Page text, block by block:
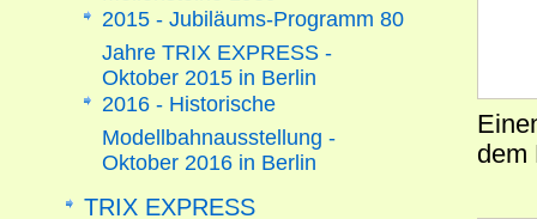
dem
2015 - Jubiläums-Programm 80
Jahre TRIX EXPRESS -
Oktober 2015 in Berlin
2016 - Historische
Modellbahnausstellung -
Oktober 2016 in Berlin
TRIX EXPRESS